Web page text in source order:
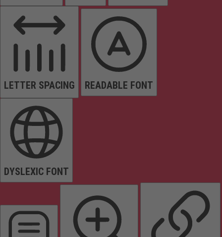
LETTER SPACING READABLE FONT
DYSLEXIC FONT